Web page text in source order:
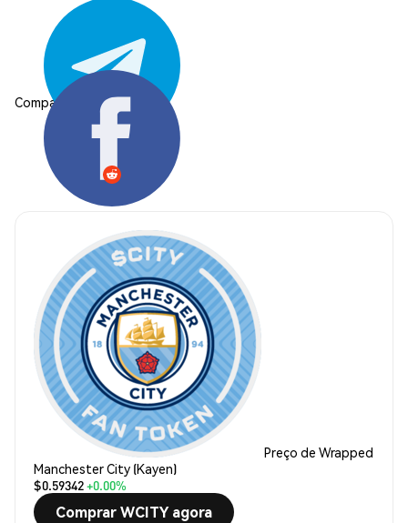
Compartilhar:
Preço de Wrapped
Manchester City (Kayen)
$0.59342+0.00%
Comprar WCITY agora